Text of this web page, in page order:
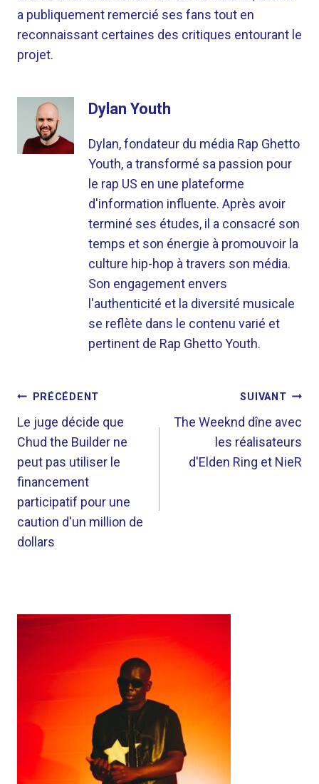
a publiquement remercié ses fans tout en
reconnaissant certaines des critiques entourant le
projet.
Dylan Youth
Dylan, fondateur du média Rap Ghetto
Youth, a transformé sa passion pour
le rap US en une plateforme
d'information influente. Après avoir
terminé ses études, il a consacré son
temps et son énergie à promouvoir la
culture hip-hop à travers son média.
Son engagement envers
l'authenticité et la diversité musicale
se reflète dans le contenu varié et
pertinent de Rap Ghetto Youth.
NAVIGATION
DE
L’ARTICLE
PRÉCÉDENT
Le juge décide que
Chud the Builder ne
peut pas utiliser le
financement
participatif pour une
caution d'un million de
dollars
SUIVANT
The Weeknd dîne avec
les réalisateurs
d'Elden Ring et NieR